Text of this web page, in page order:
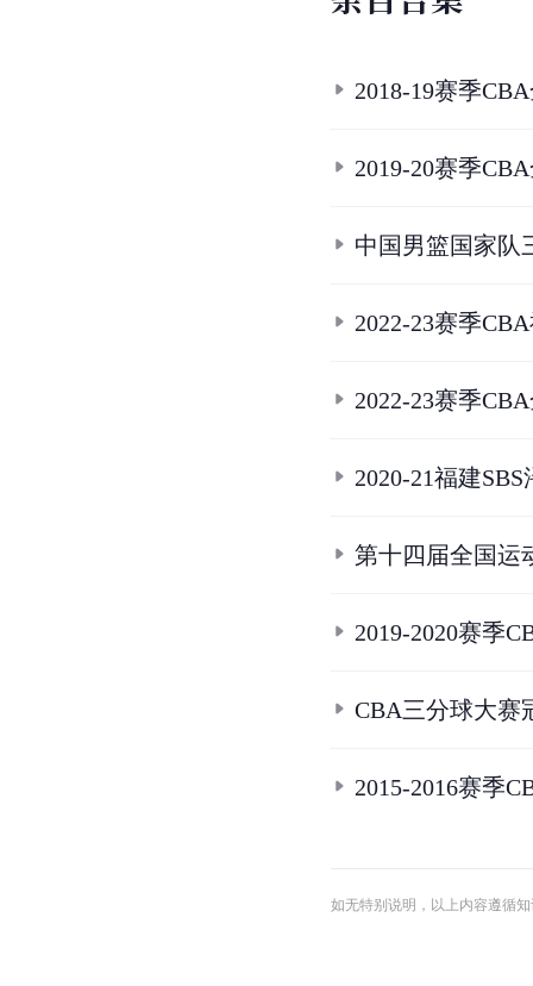
2018-19赛季
2019-20赛季
中国男篮国家队
2022-23赛季
2022-23赛季
2020-21福建
第十四届全国运
2019-2020赛季
CBA三分球大赛
2015-2016赛季
如无特别说明，以上内容遵循